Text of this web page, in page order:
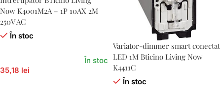
Now K4001M2A – 1P 10AX 2M
250V AC
În stoc
35,18 lei
În stoc
Variator-dimmer smart conectat
LED 1M Bticino Living Now
K4411C
În stoc